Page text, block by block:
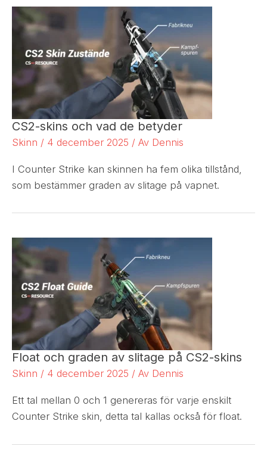
CS2-skins och vad de betyder
Skinn / 4 december 2025 / Av Dennis
I Counter Strike kan skinnen ha fem olika tillstånd,
som bestämmer graden av slitage på vapnet.
Float och graden av slitage på CS2-skins
Skinn / 4 december 2025 / Av Dennis
Ett tal mellan 0 och 1 genereras för varje enskilt
Counter Strike skin, detta tal kallas också för float.